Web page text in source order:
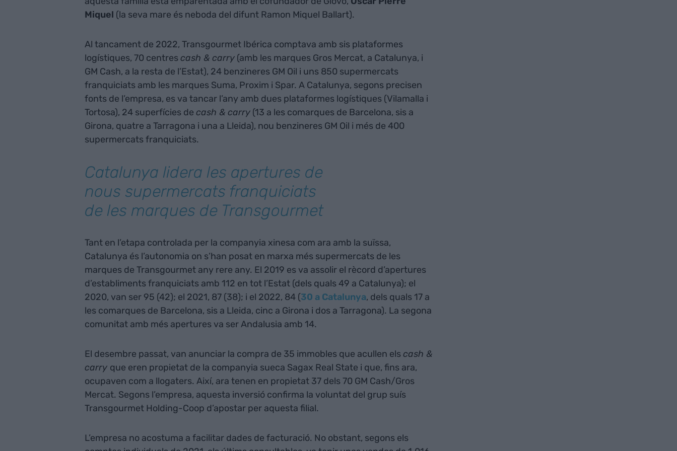
Miquel (la seva mare és neboda del difunt Ramon Miquel Ballart).
Al tancament de 2022, Transgourmet Ibérica comptava amb sis plataformes
logístiques, 70 centrescash & carry(amb les marques Gros Mercat, a Catalunya, i
GM Cash, a la resta de l’Estat), 24 benzineres GM Oil i uns 850 supermercats
franquiciats amb les marques Suma, Proxim i Spar. A Catalunya, segons precisen
fonts de l’empresa, es va tancar l’any amb dues plataformes logístiques (Vilamalla i
Tortosa), 24 superfícies de cash & carry(13 a les comarques de Barcelona, sis a
Girona, quatre a Tarragona i una a Lleida), nou benzineres GM Oil i més de 400
supermercats franquiciats.
Catalunya lidera les apertures de
nous supermercats franquiciats
de les marques de Transgourmet
Tant en l’etapa controlada per la companyia xinesa com ara amb la suïssa,
Catalunya és l’autonomia on s’han posat en marxa més supermercats de les
marques de Transgourmet any rere any. El 2019 es va assolir el rècord d’apertures
d’establiments franquiciats amb 112 en tot l’Estat (dels quals 49 a Catalunya); el
2020, van ser 95 (42); el 2021, 87 (38); i el 2022, 84 (30 a Catalunya, dels quals 17 a
les comarques de Barcelona, sis a Lleida, cinc a Girona i dos a Tarragona). La segona
comunitat amb més apertures va ser Andalusia amb 14.
El desembre passat, van anunciar la compra de 35 immobles que acullen elscash &
carry que eren propietat de la companyia sueca Sagax Real State i que, fins ara,
ocupaven com a llogaters. Així, ara tenen en propietat 37 dels 70 GM Cash/Gros
Mercat. Segons l’empresa, aquesta inversió confirma la voluntat del grup suís
Transgourmet Holding-Coop d’apostar per aquesta filial.
L’empresa no acostuma a facilitar dades de facturació. No obstant, segons els